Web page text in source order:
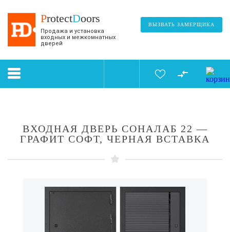
ProtectDoors
Продажа и установка
входных и межкомнатных
дверей
ВЫЗВАТЬ ЗАМЕРЩИКА
ВХОДНАЯ ДВЕРЬ СОНАЛАБ 22 —
ГРАФИТ СОФТ, ЧЕРНАЯ ВСТАВКА